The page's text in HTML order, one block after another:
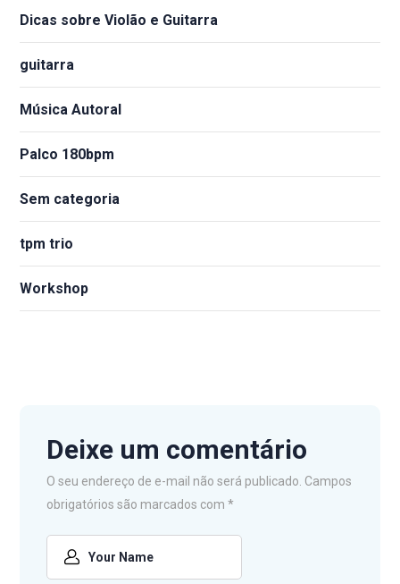
Dicas sobre Violão e Guitarra
guitarra
Música Autoral
Palco 180bpm
Sem categoria
tpm trio
Workshop
Deixe um comentário
O seu endereço de e-mail não será publicado. Campos
obrigatórios são marcados com*